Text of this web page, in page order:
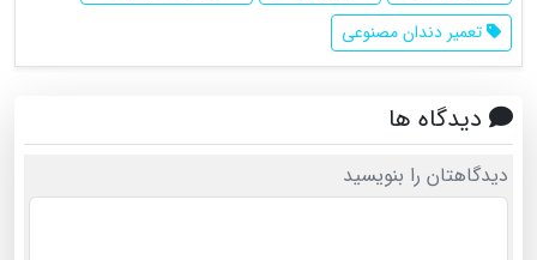
تعمیر دندان مصنوعی
دیدگاه ها
دیدگاهتان را بنویسید